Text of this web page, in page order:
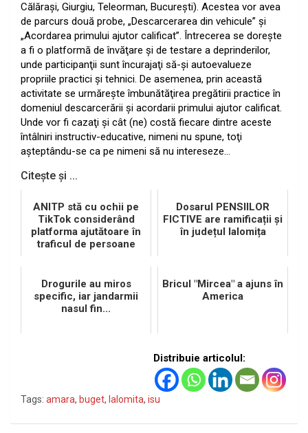
Călăraşi, Giurgiu, Teleorman, Bucureşti). Acestea vor avea
de parcurs două probe, „Descarcerarea din vehicule” şi
„Acordarea primului ajutor calificat”. Întrecerea se doreşte
a fi o platformă de învăţare şi de testare a deprinderilor,
unde participanţii sunt încurajaţi să-şi autoevalueze
propriile practici şi tehnici. De asemenea, prin această
activitate se urmăreşte îmbunătăţirea pregătirii practice în
domeniul descarcerării şi acordarii primului ajutor calificat.
Unde vor fi cazaţi şi cât (ne) costă fiecare dintre aceste
întâlniri instructiv-educative, nimeni nu spune, toţi
aşteptându-se ca pe nimeni să nu intereseze…
Citește și ...
ANITP stă cu ochii pe
TikTok considerând
platforma ajutătoare în
traficul de persoane
Dosarul PENSIILOR
FICTIVE are ramificații și
în județul Ialomița
Drogurile au miros
specific, iar jandarmii
nasul fin...
Bricul "Mircea" a ajuns în
America
Distribuie articolul:
Tags: amara, buget, Ialomita, isu